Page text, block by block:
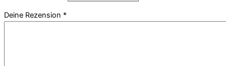
Deine Rezension *